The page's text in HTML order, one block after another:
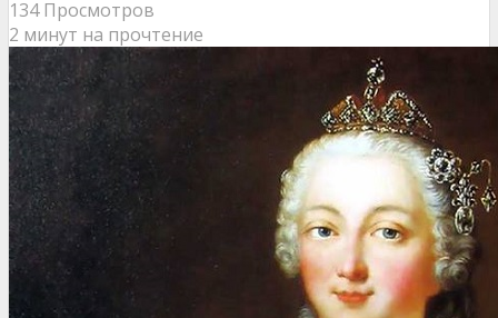
134 Просмотров
2 минут на прочтение